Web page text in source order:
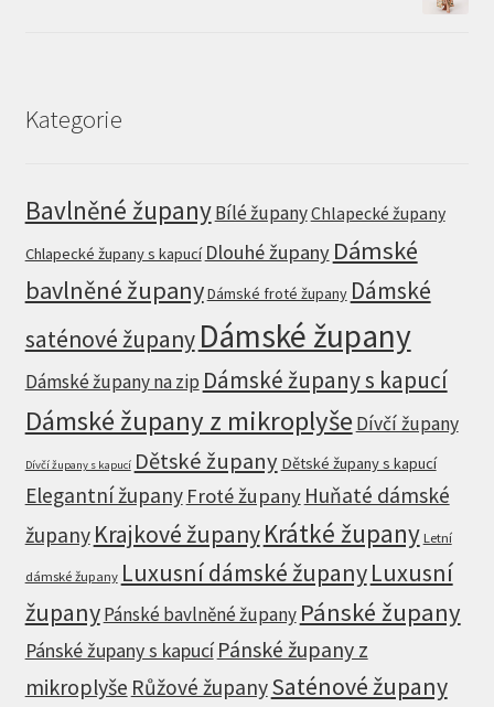
Kategorie
Bavlněné županyBílé županyChlapecké župany
Chlapecké župany s kapucí Dlouhé župany Dámské
bavlněné županyDámské froté župany Dámské
saténové župany Dámské župany
Dámské župany na zip Dámské župany s kapucí
Dámské župany z mikroplyše Dívčí župany
Dívčí župany s kapucí Dětské župany Dětské župany s kapucí
Elegantní župany Froté župany Huňaté dámské
župany Krajkové županyKrátké župany Letní
dámské župany Luxusní dámské županyLuxusní
županyPánské bavlněné župany Pánské župany
Pánské župany s kapucí Pánské župany z
mikroplyše Růžové županySaténové župany